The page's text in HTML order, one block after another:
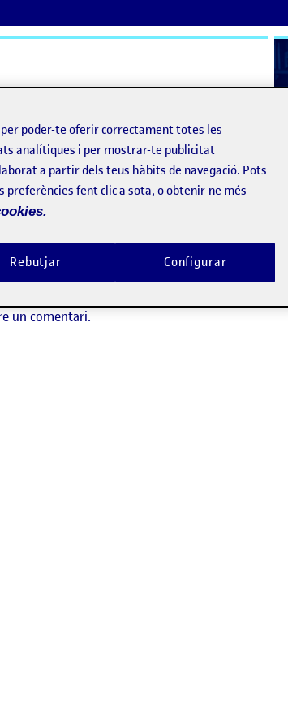
Ajuda
un comentari.
poder-te oferir correctament totes les
analítiques i per mostrar-te publicitat
a partir dels teus hàbits de navegació. Pots
fent clic a sota, o obtenir-ne més
Rebutjar Configurar